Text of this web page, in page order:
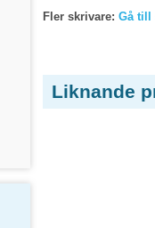
Fler skrivare: Gå till
Liknande